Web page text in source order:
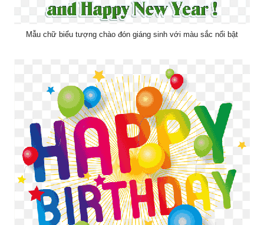
Mẫu chữ biểu tượng chào đón giáng sinh với màu sắc nổi bật